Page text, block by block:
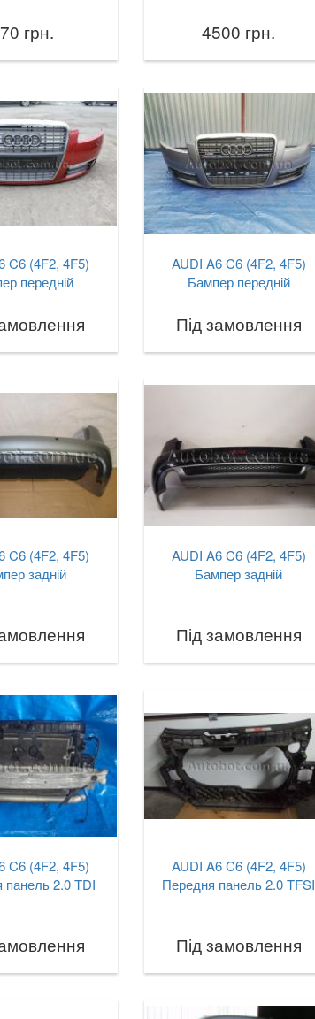
грн. 4500 грн.
C6 (4F2, 4F5)
передній
AUDI A6 C6 (4F2, 4F5)
Бампер передній
Під замовлення
C6 (4F2, 4F5)
задній
AUDI A6 C6 (4F2, 4F5)
Бампер задній
Під замовлення
C6 (4F2, 4F5)
панель 2.0 TDI
AUDI A6 C6 (4F2, 4F5)
Передня панель 2.0 TFSI
Під замовлення